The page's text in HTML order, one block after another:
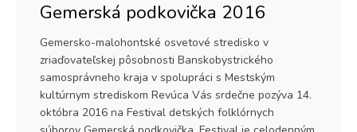
Gemerská podkovička 2016
Gemersko-malohontské osvetové stredisko v
zriaďovateľskej pôsobnosti Banskobystrického
samosprávneho kraja v spolupráci s Mestským
kultúrnym strediskom Revúca Vás srdečne pozýva 14.
októbra 2016 na Festival detských folklórnych